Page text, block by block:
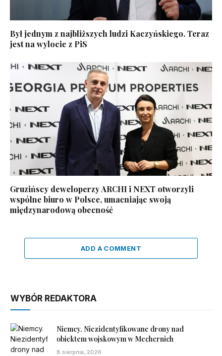
Był jednym z najbliższych ludzi Kaczyńskiego. Teraz
jest na wylocie z PiS
Gruzińscy deweloperzy ARCHI i NEXT otworzyli
wspólne biuro w Polsce, umacniając swoją
międzynarodową obecność
ADD A COMMENT
WYBÓR REDAKTORA
Niemcy. Niezidentyfikowane drony nad
obiektem wojskowym w Mechernich
8 sierpnia, 2026